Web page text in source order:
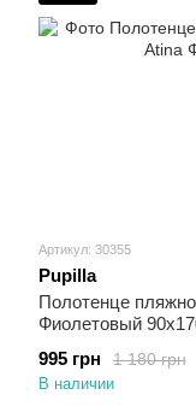
Артикул: 30355
Pupilla
Полотенце
Фиолетовый
1 180 грн
995 грн
В наличии